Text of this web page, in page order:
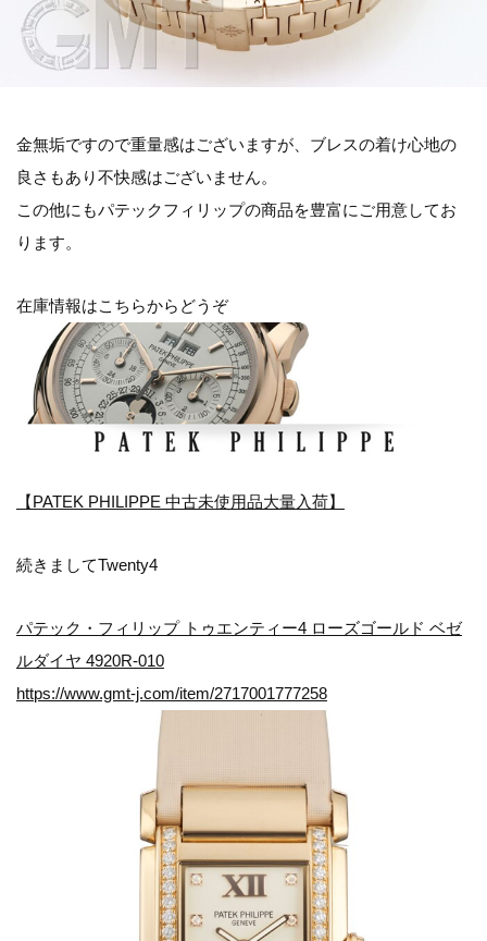
金無垢ですので重量感はございますが、ブレスの着け心地の
良さもあり不快感はございません。
この他にもパテックフィリップの商品を豊富にご用意してお
ります。
在庫情報はこちらからどうぞ
【PATEK PHILIPPE 中古未使用品大量入荷】
続きましてTwenty4
パテック・フィリップ トゥエンティー4 ローズゴールド ベゼ
ルダイヤ 4920R-010
https://www.gmt-j.com/item/2717001777258